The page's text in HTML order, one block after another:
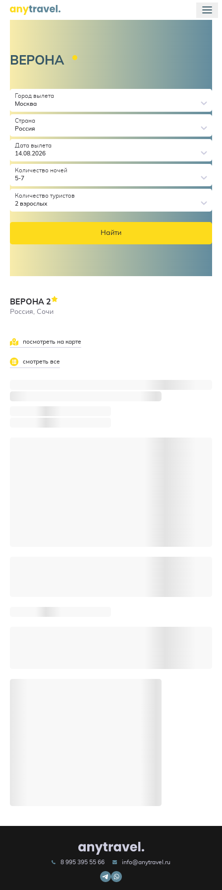
ВЕРОНА
Город вылета
Москва
Страна
Россия
Дата вылета
14.08.2026
Количество ночей
5-7
Количество туристов
2 взрослых
Найти
ВЕРОНА 2
Россия, Сочи
посмотреть на карте
смотреть все
8 995 395 55 66 info@anytravel.ru